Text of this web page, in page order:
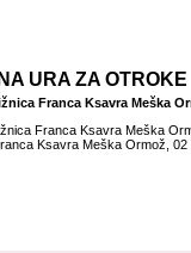
URA ZA OTROKE
Franca Ksavra Meška
Franca Ksavra Meška
Ksavra Meška Ormož, 02